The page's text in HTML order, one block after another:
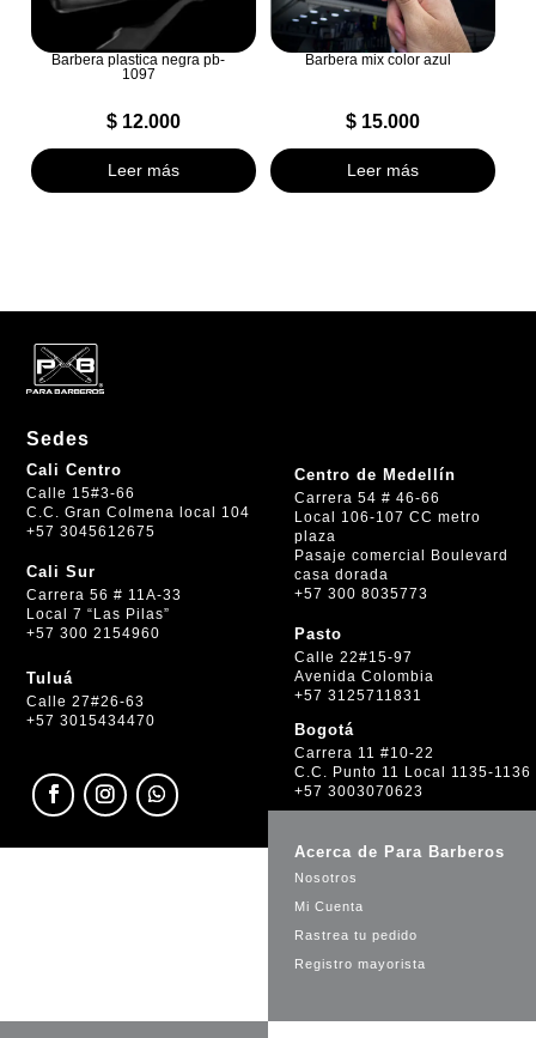
Barbera plastica negra pb-
1097
$12.000
Leer más
Barbera mix color azul
$15.000
Leer más
Sedes
Cali Centro
Calle 15#3-66
C.C. Gran Colmena local 104
+57 3045612675
Cali Sur
Carrera 56 # 11A-33
Local 7 “Las Pilas”
+57 300 2154960
Tuluá
Calle 27#26-63
+57 3015434470
Centro de Medellín
Carrera 54 # 46-66
Local 106-107 CC metro
plaza
Pasaje comercial Boulevard
casa dorada
+57 300 8035773
Pasto
Calle 22#15-97
Avenida Colombia
+57 3125711831
Bogotá
Carrera 11 #10-22
C.C. Punto 11 Local 1135-1136
+57 3003070623
Acerca de Para Barberos
Nosotros
Mi Cuenta
Rastrea tu pedido
Registro mayorista